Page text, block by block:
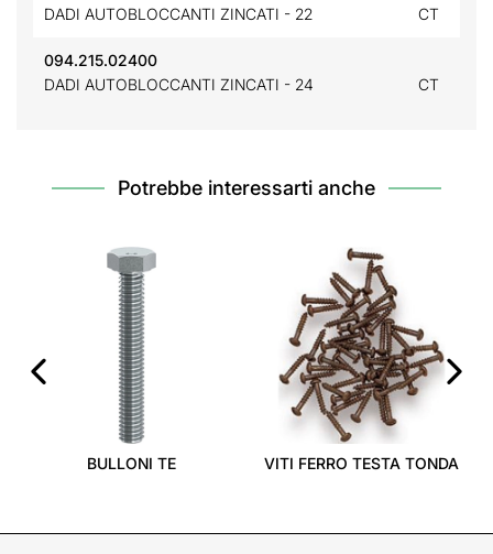
DADI AUTOBLOCCANTI ZINCATI - 22
CT
094.215.02400
DADI AUTOBLOCCANTI ZINCATI - 24
CT
Potrebbe interessarti anche
BULLONI TE VITI FERRO TESTA TONDA